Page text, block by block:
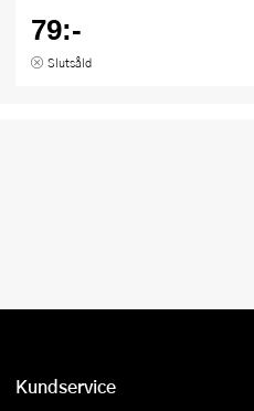
79:-
Slutsåld
Kundservice